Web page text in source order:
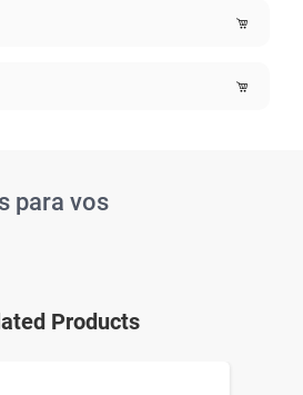
para vos
Products